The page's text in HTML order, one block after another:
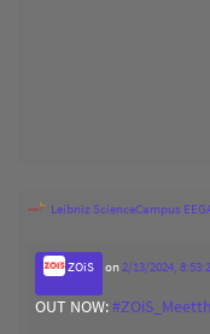
Leibniz ScienceCampus
ZOiS on2/13/2024,
OUT NOW:#